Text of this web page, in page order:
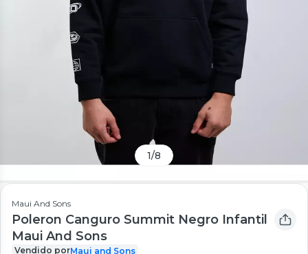
1/8
Maui And Sons
Poleron Canguro Summit Negro Infantil
Maui And Sons
Vendido porMaui and Sons